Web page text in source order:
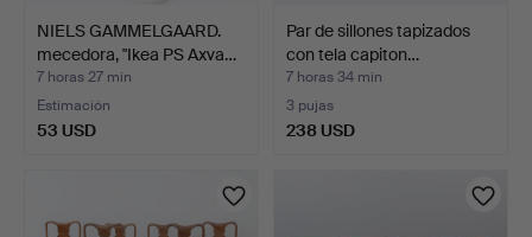
NIELS GAMMELGAARD.
mecedora, "Ikea PS Axva…
7 horas 27 min
Estimación
53 USD
Par de sillones tapizados
con tela capiton…
7 horas 34 min
3 pujas
238 USD